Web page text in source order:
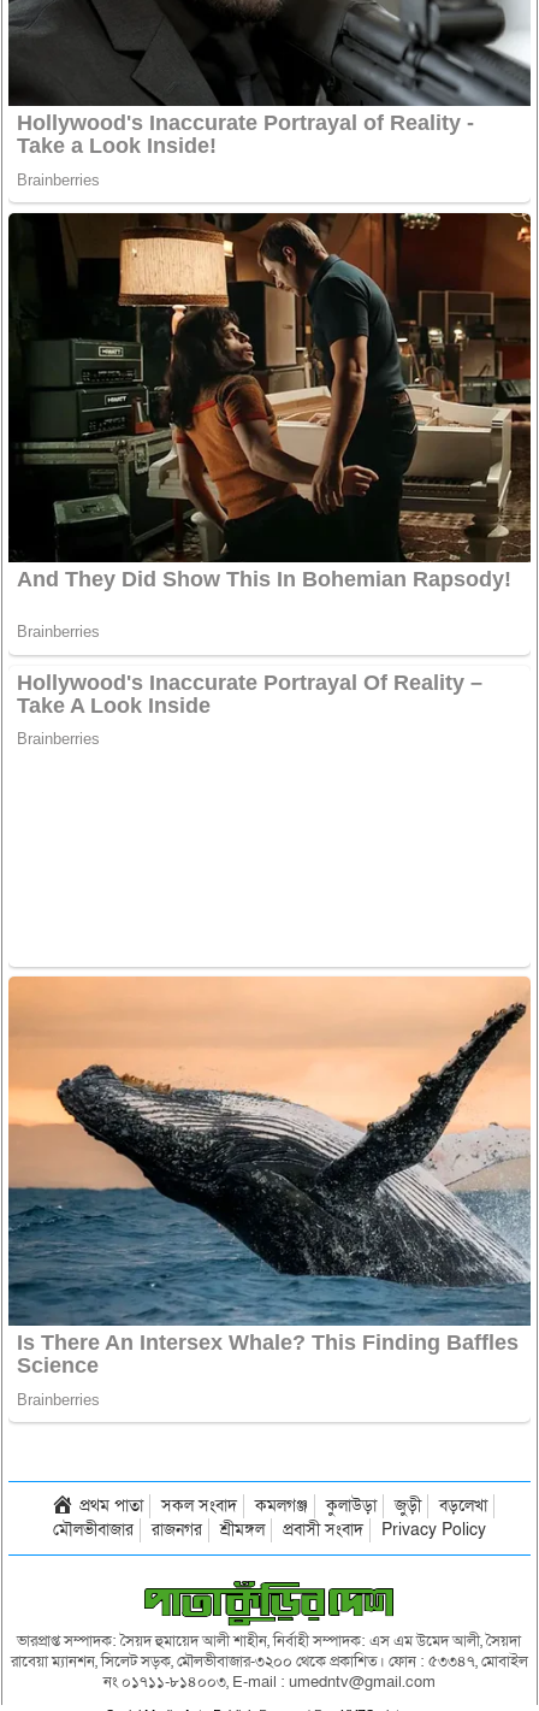
প্রথম পাতা সকল সংবাদ কমলগঞ্জ কুলাউড়া জুড়ী
বড়লেখা
মৌলভীবাজার
রাজনগর শ্রীমঙ্গল প্রবাসী সংবাদ Privacy Policy
ভারপ্রাপ্ত সম্পাদক: সৈয়দ হুমায়েদ আলী শাহীন, নির্বাহী সম্পাদক: এস এম উমেদ আলী, সৈয়দা
রাবেয়া ম্যানশন, সিলেট সড়ক, মৌলভীবাজার-৩২০০ থেকে প্রকাশিত। ফোন : ৫৩৩৪৭, মোবাইল
নং ০১৭১১-৮১৪০০৩, E-mail : umedntv@gmail.com